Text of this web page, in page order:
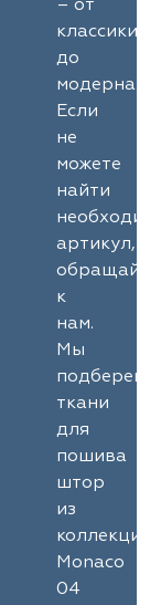
– от
классики
до
модерна.
Если
не
можете
найти
артикул,
к
нам.
Мы
подберем
ткани
для
пошива
штор
из
Monaco
04